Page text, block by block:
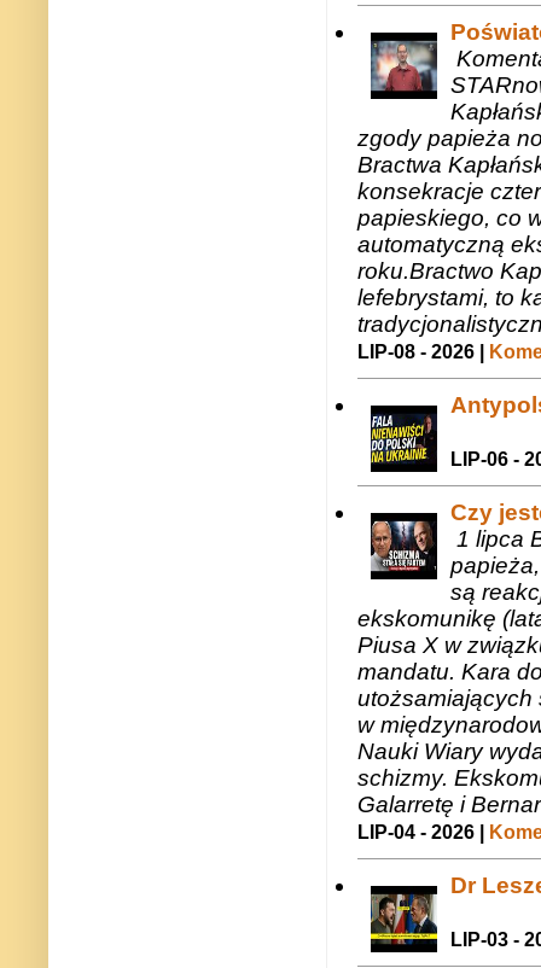
zgody papieża
Bractwa
konsekracje
papieskiego, co
automatyczną
roku.Bractwo
lefebrystami, to
LIP-08 - 2026 |
LIP-06 -
Czy
1 lipca
są
ekskomunikę
Piusa X w
mandatu. Kara
utożsamiających
w
Nauki Wiary
schizmy.
Galarretę i
LIP-04 - 2026 |
Dr
LIP-03 -